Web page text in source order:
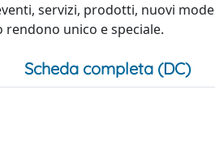
servizi, prodotti, nuovi
unico e speciale.
Scheda completa (DC)